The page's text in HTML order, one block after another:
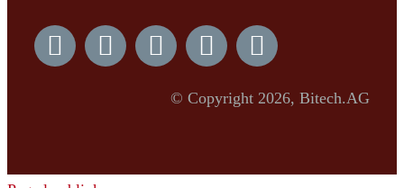
© Copyright 2026, Bitech.AG